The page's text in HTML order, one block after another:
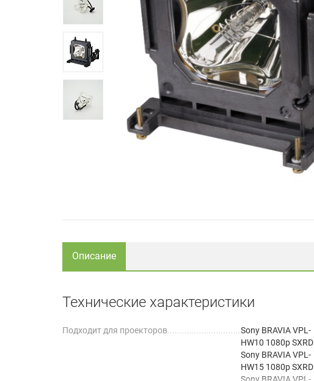
Описание
Технические характеристики
Подходит для проекторов
Sony BRAVIA VPL-
HW10 1080p SXRD
Sony BRAVIA VPL-
HW15 1080p SXRD
Sony BRAVIA VPL-